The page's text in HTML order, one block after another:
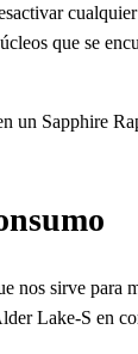
que se
un Sapphire
nos sirve para
Lake-S en